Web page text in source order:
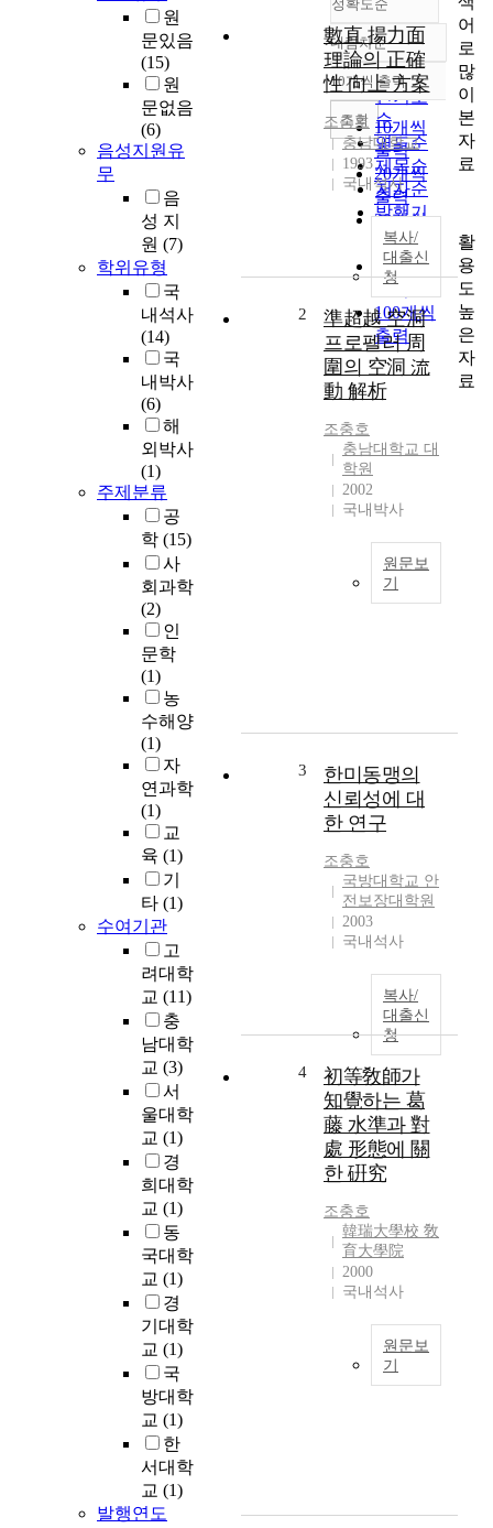
원
문있음
(15)
원
문없음
(6)
음성지원유
무
음
성 지
원 (7)
학위유형
국
내석사
(14)
국
내박사
(6)
해
외박사
(1)
주제분류
공
학 (15)
사
회과학
(2)
인
문학
(1)
농
수해양
(1)
자
연과학
(1)
교
육 (1)
기
타 (1)
수여기관
고
려대학
교 (11)
충
남대학
교 (3)
서
울대학
교 (1)
경
희대학
교 (1)
동
국대학
교 (1)
경
기대학
교 (1)
국
방대학
교 (1)
한
서대학
교 (1)
발행연도
정확도순
정확도
순
인기도
순
연도순
제목순
저자순
발행기
관순
내림차순
내림차순
10개씩 출력
10개씩
출력
20개씩
출력
30개씩
출력
50개씩
출력
100개씩
출력
조회
數直 揚力面
理論의 正確
性 向上 方案
조충호
충남대학교
1993
국내석사
복사/
대출신
청
2
準超越 空洞
프로펠러 周
圍의 空洞 流
動 解析
조충호
충남대학교 대
학원
2002
국내박사
원문보
기
r
3
한미동맹의
신뢰성에 대
한 연구
조충호
국방대학교 안
전보장대학원
2003
국내석사
복사/
대출신
청
4
初等敎師가
知覺하는 葛
藤 水準과 對
處 形態에 關
한 硏究
조충호
韓瑞大學校 敎
育大學院
2000
국내석사
원문보
기
어
로
많
이
본
자
료
활
용
도
높
은
자
료